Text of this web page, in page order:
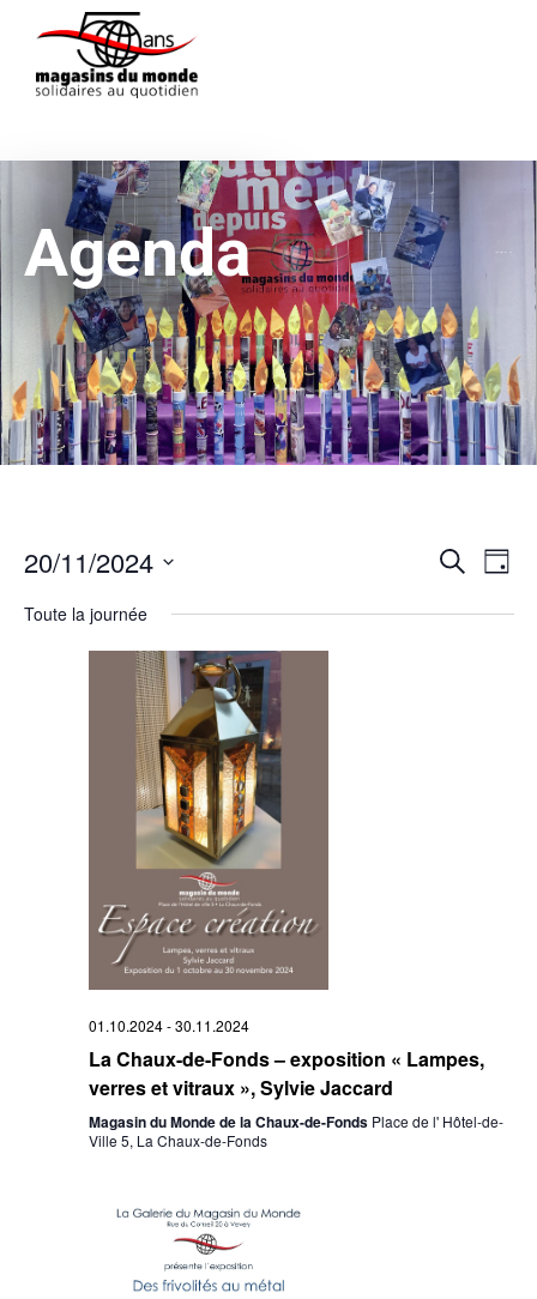
Agenda
et
Recherche
de
Jour
20/11/2024
une
date.
Toute la journée
01.10.2024-30.11.2024
La Chaux-de-Fonds – exposition « Lampes,
verres et vitraux », Sylvie Jaccard
Magasin du Monde de la Chaux-de-Fonds Place de l' Hôtel-de-
Ville 5, La Chaux-de-Fonds